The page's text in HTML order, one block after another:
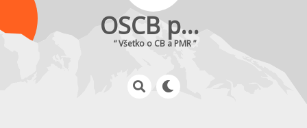
OSCB portál
“ Všetko o CB a PMR ”